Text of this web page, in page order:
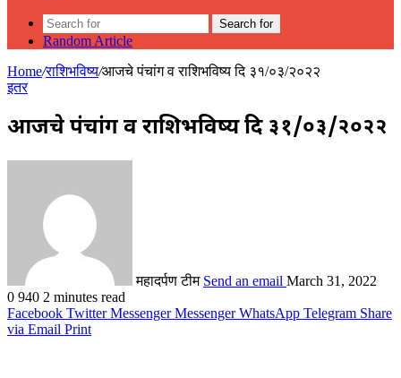
Search for
Random Article
Home/राशिभविष्य/आजचे पंचांग व राशिभविष्य दि ३१/०३/२०२२
इतर
आजचे पंचांग व राशिभविष्य दि ३१/०३/२०२२
महादर्पण टीम Send an email March 31, 2022
0 940 2 minutes read
Facebook Twitter Messenger Messenger WhatsApp Telegram Share
via Email Print